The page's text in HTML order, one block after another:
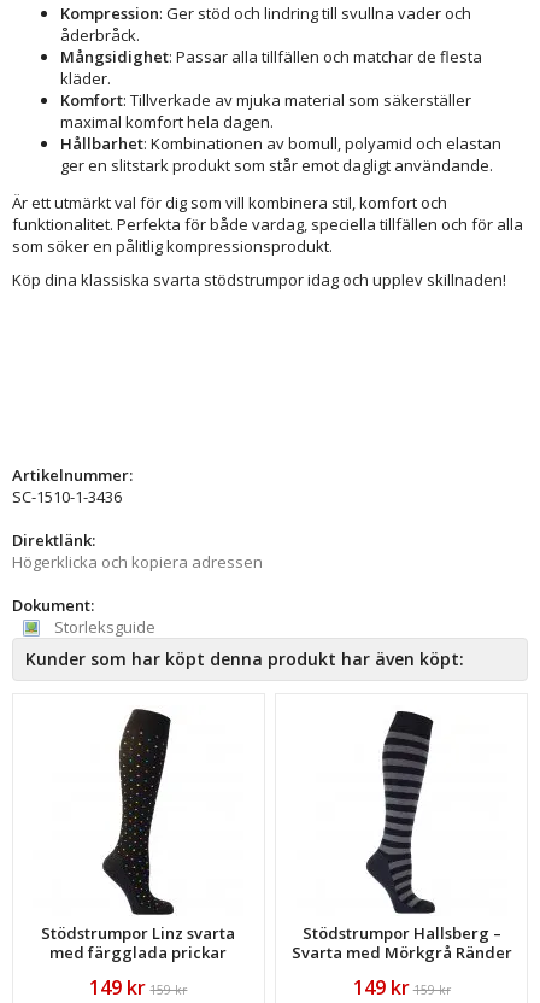
Kompression: Ger stöd och lindring till svullna vader och
åderbråck.
Mångsidighet: Passar alla tillfällen och matchar de flesta
kläder.
Komfort: Tillverkade av mjuka material som säkerställer
maximal komfort hela dagen.
Hållbarhet: Kombinationen av bomull, polyamid och elastan
ger en slitstark produkt som står emot dagligt användande.
Är ett utmärkt val för dig som vill kombinera stil, komfort och
funktionalitet. Perfekta för både vardag, speciella tillfällen och för alla
som söker en pålitlig kompressionsprodukt.
Köp dina klassiska svarta stödstrumpor idag och upplev skillnaden!
Artikelnummer:
SC-1510-1-3436
Direktlänk:
Högerklicka och kopiera adressen
Dokument:
Storleksguide
Kunder som har köpt denna produkt har även köpt:
Stödstrumpor Linz svarta
med färgglada prickar
149 kr 159 kr
Stödstrumpor Hallsberg –
Svarta med Mörkgrå Ränder
149 kr 159 kr